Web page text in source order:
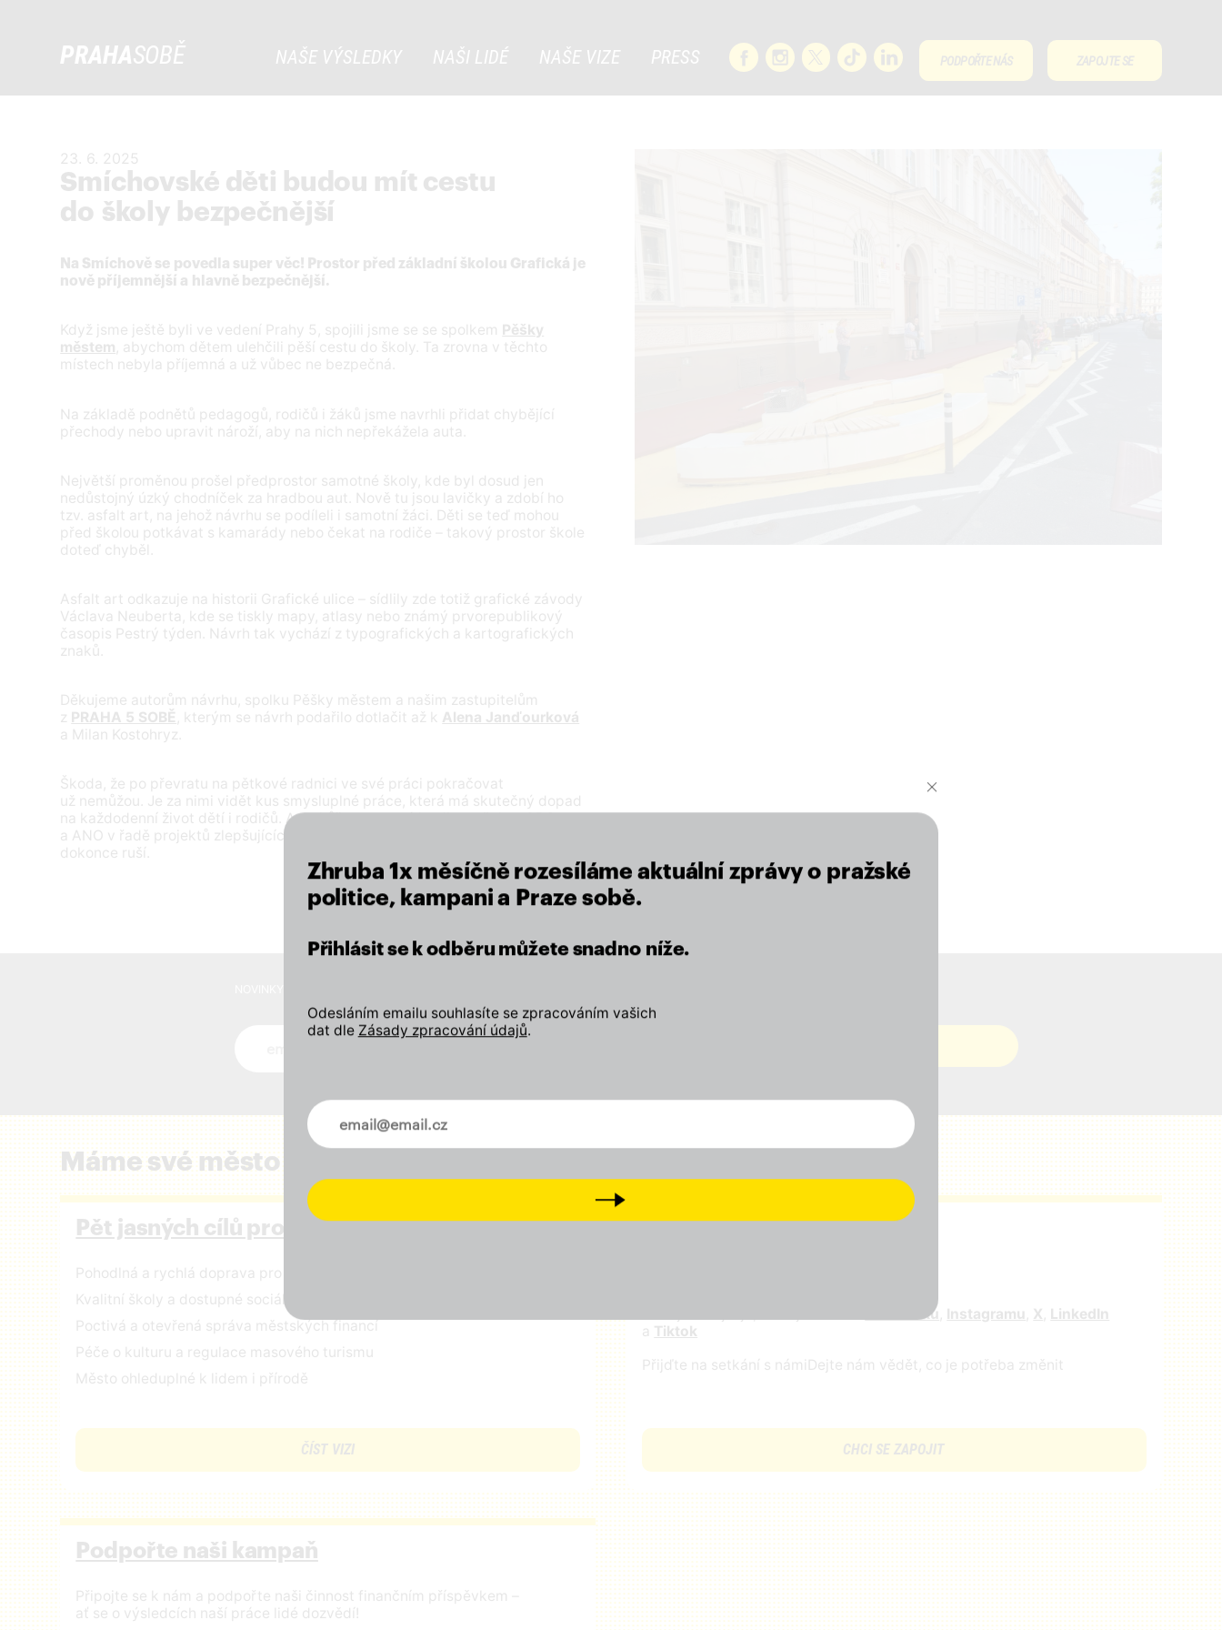
close
Zhruba 1x měsíčně rozesíláme aktuální zprávy o pražské
politice, kampani a Praze sobě.
Přihlásit se k odběru můžete snadno níže.
Odesláním emailu souhlasíte se zpracováním vašich
dat dle Zásady zpracování údajů.
Next
PRAHASOBĚ NAŠE VÝSLEDKY NAŠI LIDÉ NAŠE VIZE PRESS PODPOŘTE NÁS ZAPOJTE SE
23. 6. 2025
Smíchovské děti budou mít cestu
do školy bezpečnější
Na Smíchově se povedla super věc! Prostor před základní školou Grafická je
nově příjemnější a hlavně bezpečnější.
Když jsme ještě byli ve vedení Prahy 5, spojili jsme se se spolkem Pěšky
městem, abychom dětem ulehčili pěší cestu do školy. Ta zrovna v těchto
místech nebyla příjemná a už vůbec ne bezpečná.
Na základě podnětů pedagogů, rodičů i žáků jsme navrhli přidat chybějící
přechody nebo upravit nároží, aby na nich nepřekážela auta.
Největší proměnou prošel předprostor samotné školy, kde byl dosud jen
nedůstojný úzký chodníček za hradbou aut. Nově tu jsou lavičky a zdobí ho
tzv. asfalt art, na jehož návrhu se podíleli i samotní žáci. Děti se teď mohou
před školou potkávat s kamarády nebo čekat na rodiče – takový prostor škole
doteď chyběl.
Asfalt art odkazuje na historii Grafické ulice – sídlily zde totiž grafické závody
Václava Neuberta, kde se tiskly mapy, atlasy nebo známý prvorepublikový
časopis Pestrý týden. Návrh tak vychází z typografických a kartografických
znaků.
Děkujeme autorům návrhu, spolku Pěšky městem a našim zastupitelům
z PRAHA 5 SOBĚ , kterým se návrh podařilo dotlačit až k Alena Janďourková
a Milan Kostohryz.
Škoda, že po převratu na pětkové radnici ve své práci pokračovat
už nemůžou. Je za nimi vidět kus smysluplné práce, která má skutečný dopad
na každodenní život dětí i rodičů. A co hůř, staronová koalice v čele s ODS
a ANO v řadě projektů zlepšujících veřejný prostor nepokračuje, nebo je
dokonce ruší.
Máme své město rádi a záleží nám na místě, kde žijeme.
Pět jasných cílů pro Prahu
Pohodlná a rychlá doprava pro všechny
Kvalitní školy a dostupné sociální služby
Poctivá a otevřená správa městských financí
Péče o kulturu a regulace masového turismu
Město ohleduplné k lidem i přírodě
ČÍST VIZI
Zapojte se
facebooku , Instagramu , X, LinkedIn
a Tiktok
Přijďte na setkání s námi Dejte nám vědět, co je potřeba změnit
CHCI SE ZAPOJIT
Podpořte naši kampaň
Připojte se k nám a podpořte naši činnost finančním příspěvkem –
ať se o výsledcích naší práce lidé dozvědí!